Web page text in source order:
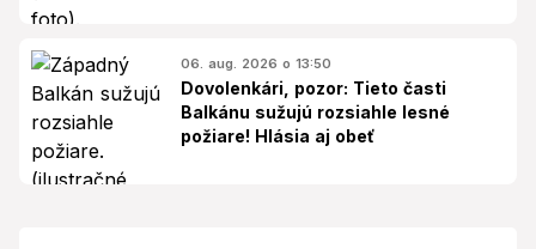
06. aug. 2026 o 13:50
Dovolenkári, pozor: Tieto časti
Balkánu sužujú rozsiahle lesné
požiare! Hlásia aj obeť